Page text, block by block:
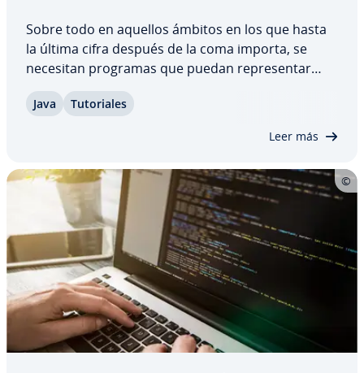
Sobre todo en aquellos ámbitos en los que hasta
la última cifra después de la coma importa, se
necesitan programas que puedan re­pre­se­n­tar
utiliza Bi­g­De­ci­mal en Java, una clase que permite
Java Tu­to­ria­les
Leer más